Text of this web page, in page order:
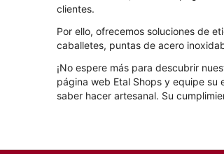
clientes.
Por ello, ofrecemos soluciones de
caballetes, puntas de acero
¡No espere más para descubrir
página web Etal Shops y equipe su
saber hacer artesanal. Su